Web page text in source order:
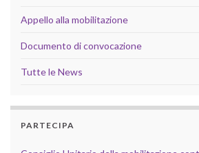
Appello alla mobilitazione
Documento di convocazione
Tutte le News
PARTECIPA